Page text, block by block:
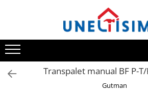
Toate Produsele
Tocatoare crengi si resturi vegetale
Despicatoare lemn
Prelucrare biomasa
Transpalet manual BF P-
Gutman